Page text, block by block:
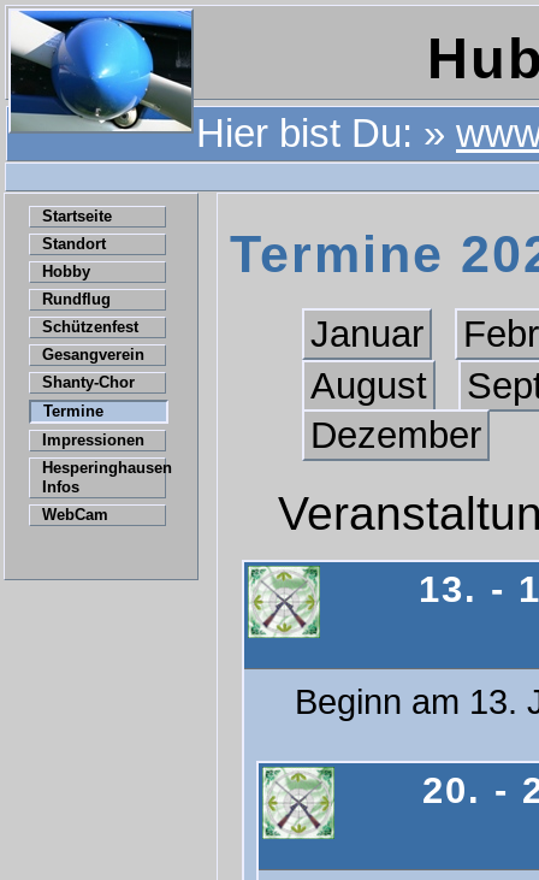
Hier bist Du: »
Startseite
Standort
Hobby
Rundflug
Schützenfest
Gesangverein
Shanty-Chor
Termine
Impressionen
Hesperinghausen
Infos
WebCam
Termine
Januar
August
Dezember
13. -
Beginn am 13.
20. -